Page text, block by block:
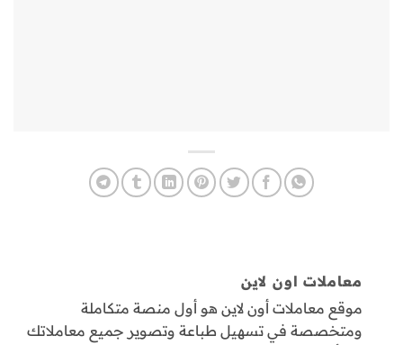
معاملات اون لاين
موقع معاملات أون لاين هو أول منصة متكاملة
ومتخصصة في تسهيل طباعة وتصوير جميع معاملاتك